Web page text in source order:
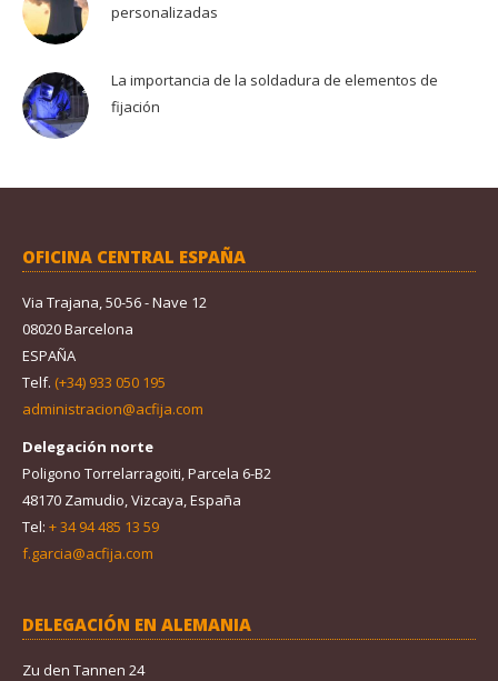
personalizadas
La importancia de la soldadura de elementos de
fijación
OFICINA CENTRAL ESPAÑA
Via Trajana, 50-56 - Nave 12
08020 Barcelona
ESPAÑA
Telf. (+34) 933 050 195
administracion@acfija.com
Delegación norte
Poligono Torrelarragoiti, Parcela 6-B2
48170 Zamudio, Vizcaya, España
Tel: + 34 94 485 13 59
f.garcia@acfija.com
DELEGACIÓN EN ALEMANIA
Zu den Tannen 24